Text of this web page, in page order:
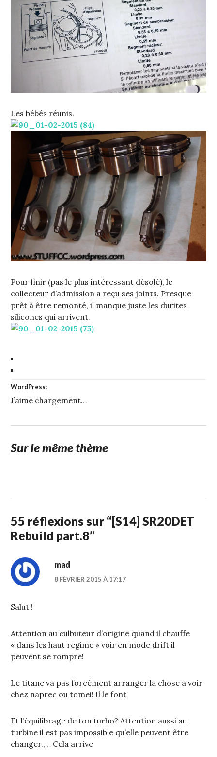
Les bébés réunis.
Pour finir (pas le plus intéressant désolé), le
collecteur d’admission a reçu ses joints. Presque
prêt à être remonté, il manque juste les durites
silicones qui arrivent.
WordPress:
J’aime chargement…
Sur le même thème
55 réflexions sur “[S14] SR20DET
Rebuild part.8”
mad
8 FÉVRIER 2015 À 17:17
Salut !
Attention au culbuteur d’origine quand il chauffe
« dans les haut regime » voir en mode drift il
peuvent se rompre!
Le titane va pas forcément arranger la chose a voir
chez naprec ou tomei! Il le font
Et l’équilibrage de ton turbo? Attention aussi au
turbine il est pas impossible qu’elle peuvent être
changer.,… Cela arrive